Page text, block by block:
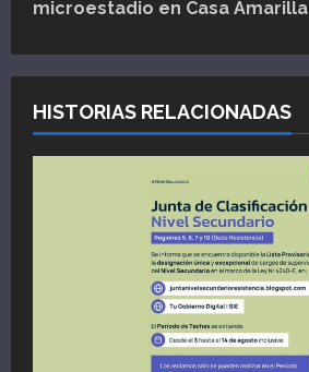
a
c
i
microestadio en Casa Amarilla
HISTORIAS RELACIONADAS